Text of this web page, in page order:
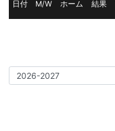
日付 M/W ホーム 結果